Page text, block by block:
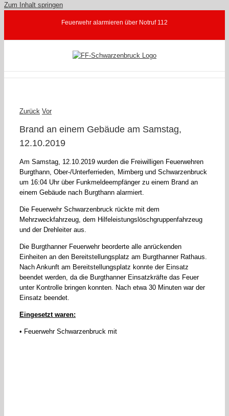
Zum Inhalt springen
Feuerwehr alarmieren über Notruf 112
Zurück Vor
Brand an einem Gebäude am Samstag,
12.10.2019
Am Samstag, 12.10.2019 wurden die Freiwilligen Feuerwehren
Burgthann, Ober-/Unterferrieden, Mimberg und Schwarzenbruck
um 16:04 Uhr über Funkmeldeempfänger zu einem Brand an
einem Gebäude nach Burgthann alarmiert.
Die Feuerwehr Schwarzenbruck rückte mit dem
Mehrzweckfahrzeug, dem Hilfeleistungslöschgruppenfahrzeug
und der Drehleiter aus.
Die Burgthanner Feuerwehr beorderte alle anrückenden
Einheiten an den Bereitstellungsplatz am Burgthanner Rathaus.
Nach Ankunft am Bereitstellungsplatz konnte der Einsatz
beendet werden, da die Burgthanner Einsatzkräfte das Feuer
unter Kontrolle bringen konnten. Nach etwa 30 Minuten war der
Einsatz beendet.
Eingesetzt waren:
• Feuerwehr Schwarzenbruck mit